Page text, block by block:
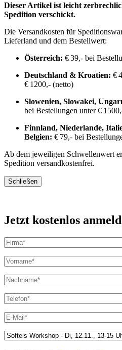
Dieser Artikel ist leicht
Spedition verschickt.
Die Versandkosten für
Lieferland und dem Bestellwert:
Österreich: € 39,- bei
Deutschland & Kroatien: €
€ 1200,- (netto)
Slowenien, Slowakei,
bei Bestellungen unter €
Finnland, Niederlande,
Belgien: € 79,- bei
Ab dem jeweiligen Schwellenwert
Spedition versandkostenfrei.
Schließen
Jetzt kostenlos